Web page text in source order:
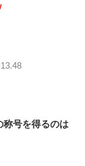
称号を得るのは